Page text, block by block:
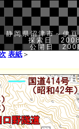
岡県沼津市～伊
探索日
公開日
表紙＞